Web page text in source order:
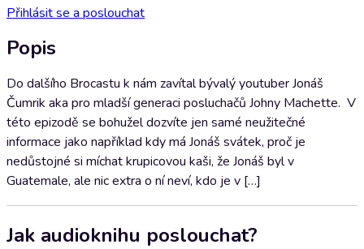
Přihlásit se a poslouchat
Popis
Do dalšího Brocastu k nám zavítal bývalý youtuber Jonáš
Čumrik aka pro mladší generaci posluchačů Johny Machette.⁣⁣ ⁣⁣ V
této epizodě se bohužel dozvíte jen samé neužitečné
informace jako například kdy má Jonáš svátek, proč je
nedůstojné si míchat krupicovou kaši, že Jonáš byl v
Guatemale, ale nic extra o ní neví, kdo je v […]
Jak audioknihu poslouchat?